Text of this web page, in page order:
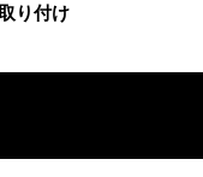
り付け